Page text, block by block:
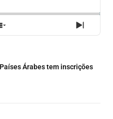
SHOW
EPISODES
NEXT
Árabes tem inscrições